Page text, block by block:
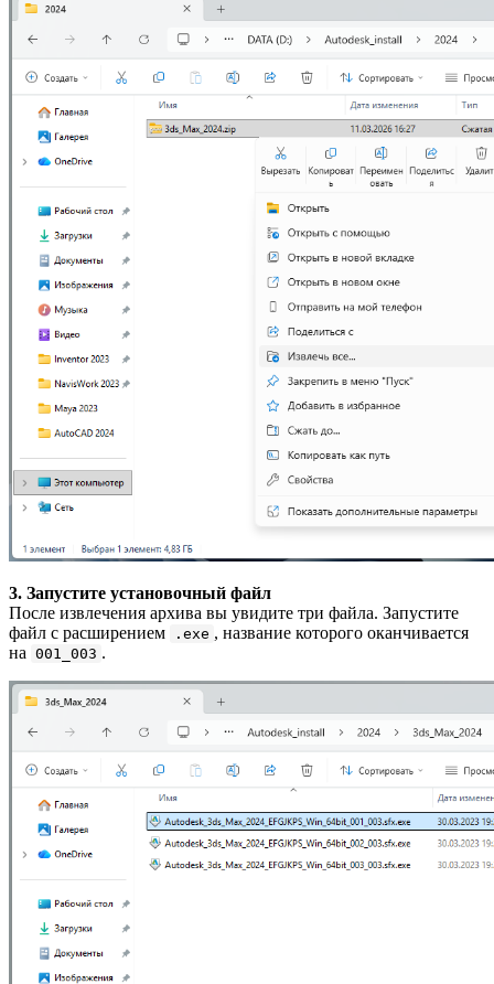
3. Запустите установочный файл
После извлечения архива вы увидите три файла. Запустите
файл с расширением
.exe , название которого оканчивается
на 001_003 .